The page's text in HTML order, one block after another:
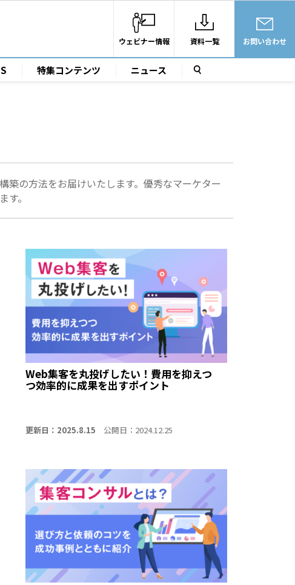
ウェビナー情報 資料一覧 お問い合わせ
特集コンテンツ ニュース
築の方法をお届けいたします。優秀なマーケター
。
Web集客を丸投げしたい！費用を抑えつ
つ効率的に成果を出すポイント
更新日：2025.8.15 公開日：2024.12.25